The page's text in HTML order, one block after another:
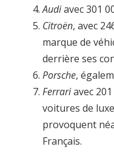
Audiavec 301
Citroën, avec
marque de
derrière ses
Porsche,
Ferrariavec
voitures de
provoquent
Français.